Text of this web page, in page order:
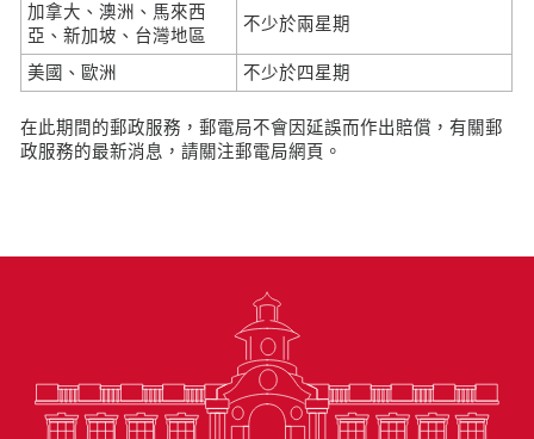
加拿大、澳洲、馬來西
亞、新加坡、台灣地區
不少於兩星期
美國、歐洲 不少於四星期
在此期間的郵政服務，郵電局不會因延誤而作出賠償，有關郵
政服務的最新消息，請關注郵電局網頁。